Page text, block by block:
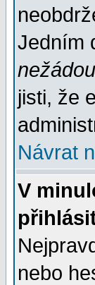
Jedním
jisti, že
Návrat
V
nebo